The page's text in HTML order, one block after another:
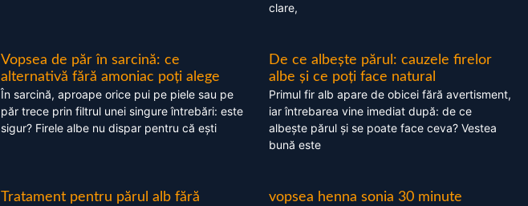
clare,
Vopsea de păr în sarcină: ce
alternativă fără amoniac poți alege
În sarcină, aproape orice pui pe piele sau pe
păr trece prin filtrul unei singure întrebări: este
sigur? Firele albe nu dispar pentru că ești
De ce albește părul: cauzele firelor
albe și ce poți face natural
Primul fir alb apare de obicei fără avertisment,
iar întrebarea vine imediat după: de ce
albește părul și se poate face ceva? Vestea
bună este
Tratament pentru părul alb fără
vopsea henna sonia 30 minute